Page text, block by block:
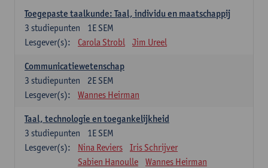
Toegepaste taalkunde: Taal, individu en maatschappij
1E SEM
3 studiepunten
Lesgever(s):
Carola Strobl Jim Ureel
Communicatiewetenschap
2E SEM
3 studiepunten
Lesgever(s):
Wannes Heirman
Taal, technologie en toegankelijkheid
1E SEM
3 studiepunten
Lesgever(s):
Nina Reviers
Iris Schrijver
Sabien Hanoulle
Wannes Heirman